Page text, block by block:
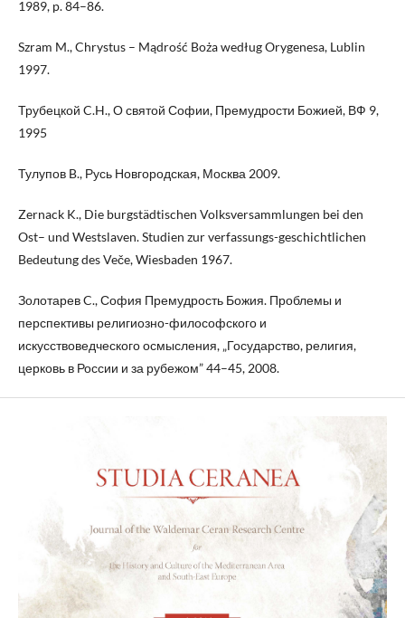
1989, p. 84–86.
Szram M., Chrystus – Mądrość Boża według Orygenesa, Lublin
1997.
Трубецкой C.H., О святой Софии, Премудрости Божией, ВФ 9,
1995
Тулупов B., Русь Новгородская, Москва 2009.
Zernack K., Die burgstädtischen Volksversammlungen bei den
Ost– und Westslaven. Studien zur verfassungs-geschichtlichen
Bedeutung des Veče, Wiesbaden 1967.
Золотарев C., София Премудрость Божия. Проблемы и
перспективы религиозно-философского и
искусствоведческого осмысления, „Государство, религия,
церковь в России и за рубежом” 44–45, 2008.